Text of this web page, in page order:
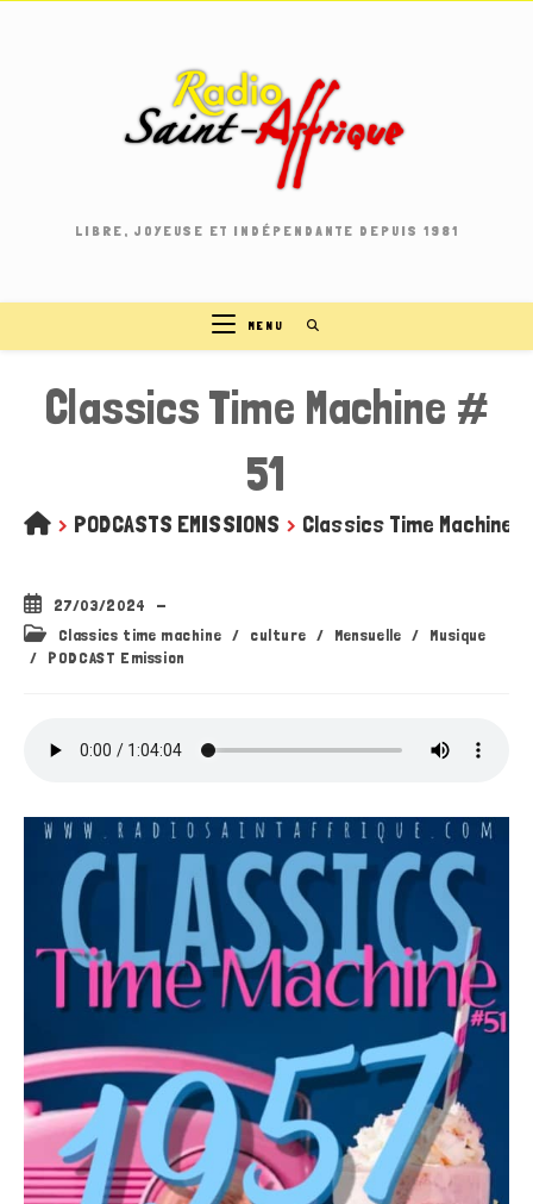
LIBRE, JOYEUSE ET INDÉPENDANTE DEPUIS 1981
MENU
Classics Time Machine #
51
> PODCASTS EMISSIONS > Classics Time Machine
Publication
publiée :
27/03/2024
Post
category:
Classics time machine / culture / Mensuelle /
Musique
/
PODCAST Emission